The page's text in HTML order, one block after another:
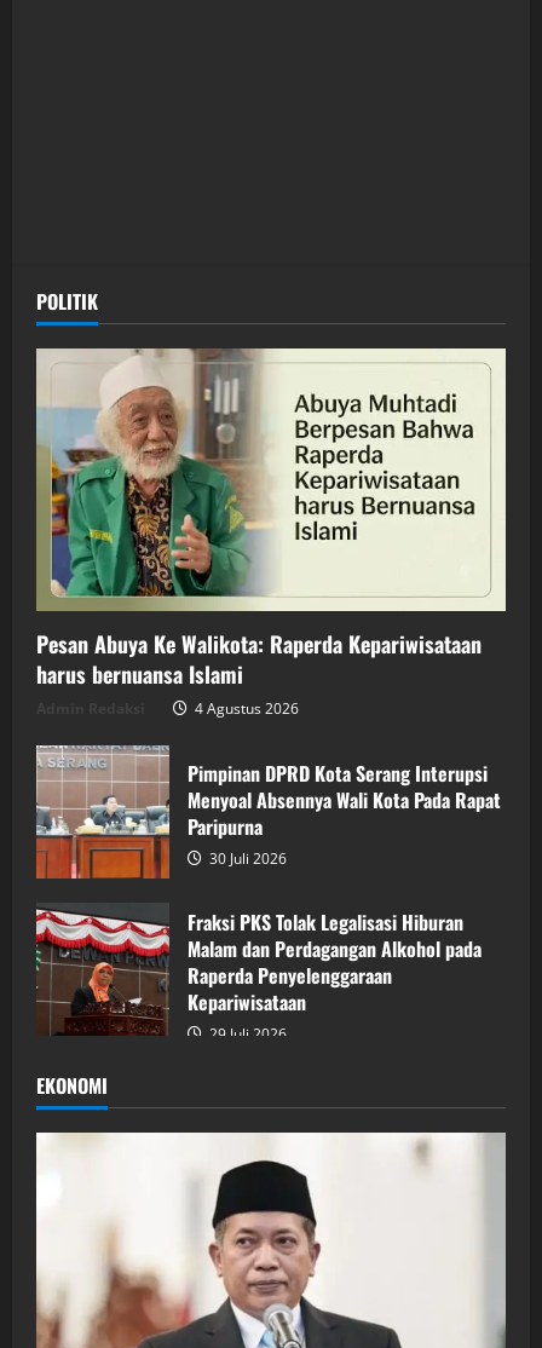
POLITIK
Pesan Abuya Ke Walikota: Raperda Kepariwisataan
harus bernuansa Islami
4 Agustus 2026
Pimpinan DPRD Kota Serang Interupsi
Menyoal Absennya Wali Kota Pada Rapat
Paripurna
30 Juli 2026
Fraksi PKS Tolak Legalisasi Hiburan
Malam dan Perdagangan Alkohol pada
Raperda Penyelenggaraan
Kepariwisataan
29 Juli 2026
EKONOMI